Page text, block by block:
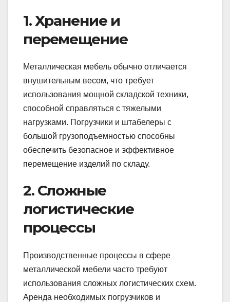
1. Хранение и
перемещение
Металлическая мебель обычно отличается
внушительным весом, что требует
использования мощной складской техники,
способной справляться с тяжелыми
нагрузками. Погрузчики и штабелеры с
большой грузоподъемностью способны
обеспечить безопасное и эффективное
перемещение изделий по складу.
2. Сложные
логистические
процессы
Производственные процессы в сфере
металлической мебели часто требуют
использования сложных логистических схем.
Аренда необходимых погрузчиков и